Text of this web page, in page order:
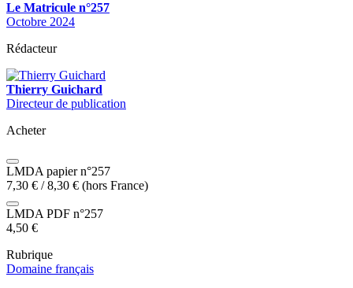
Le Matricule n°257
Octobre 2024
Rédacteur
Thierry Guichard
Directeur de publication
Acheter
LMDA papier n°257
7,30 € /8,30 € (hors France)
LMDA PDF n°257
4,50 €
Rubrique
Domaine français